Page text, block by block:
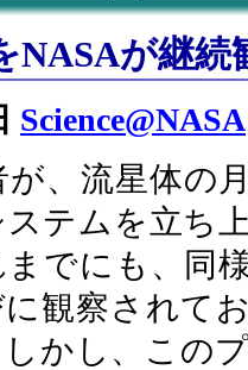
NASAが継続
Science@NASA
が、流星体の
テムを立ち
でにも、同
観察されて
かし、この